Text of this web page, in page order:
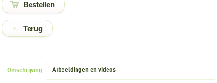
Terug
Omschrijving Afbeeldingen en videos